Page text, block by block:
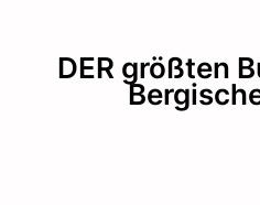
DER größten